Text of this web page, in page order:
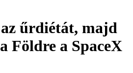
űrdiétát, majd
Földre a SpaceX